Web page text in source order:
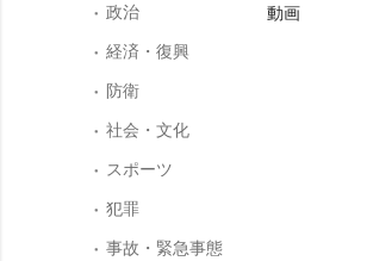
政治
経済・復興
防衛
社会・文化
スポーツ
犯罪
事故・緊急事態
動画